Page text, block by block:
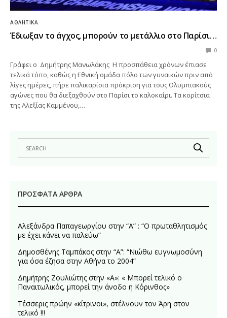
ΑΘΛΗΤΙΚΆ
Έδιωξαν το άγχος, μπορούν το μετάλλιο στο Παρίσι…
0
Γράφει ο Δημήτρης Μανωλάκης Η προσπάθεια χρόνων έπιασε
τελικά τόπο, καθώς η Εθνική ομάδα πόλο των γυναικών πριν από
λίγες ημέρες, πήρε παλικαρίσια πρόκριση για τους Ολυμπιακούς
αγώνες που θα διεξαχθούν στο Παρίσι το καλοκαίρι. Τα κορίτσια
της Αλεξίας Καμμένου,…
ΠΡΌΣΦΑΤΑ ΆΡΘΡΑ
Αλεξάνδρα Παπαγεωργίου στην “Α” : “Ο πρωταθλητισμός
με έχει κάνει να παλεύω”
Δημοσθένης Ταμπάκος στην “A”: “Νιώθω ευγνωμοσύνη
για όσα έζησα στην Αθήνα το 2004”
Δημήτρης Ζουλιώτης στην «Α»: « Μπορεί τελικό ο
Παναιτωλικός, μπορεί την άνοδο η Κόρινθος»
Τέσσερις πρώην «κίτρινοι», στέλνουν τον Άρη στον
τελικό !!!